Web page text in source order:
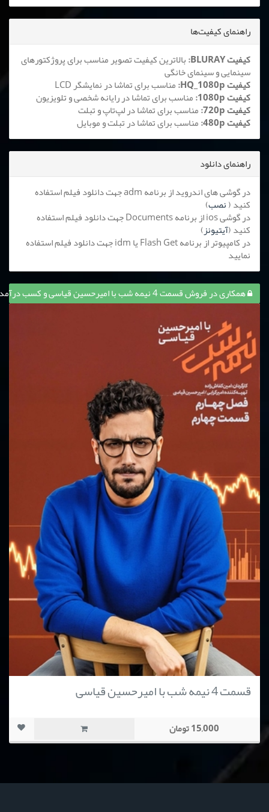
راهنمای کیفیت‌ها
کیفیت BLURAY:
بالاترین کیفیت تصویر مناسب برای پروژکتورهای
سینمایی و سینمای خانگی
کیفیت HQ_1080p: مناسب برای تماشا در نمایشگر LCD
کیفیت 1080p: مناسب برای تماشا در رایانه شخصی و تلویزیون
کیفیت 720p: مناسب برای تماشا در لپ‌تاپ و تبلت
کیفیت 480p: مناسب برای تماشا در تبلت و موبایل
راهنمای دانلود
در گوشی های اندروید از برنامه adm جهت دانلود فیلم استفاده
کنید (نصب)
در گوشی ios از برنامه Documents جهت دانلود فیلم استفاده
کنید (آیتیونز)
در کامپیوتر از برنامه Flash Get یا idm جهت دانلود فیلم استفاده
نمایید
همکاری در فروش قسمت 4 نیمه شب با امیرحسین قیاسی و کسب درآمد از آن
قسمت 4 نیمه شب با امیرحسین قیاسی
15,000 تومان